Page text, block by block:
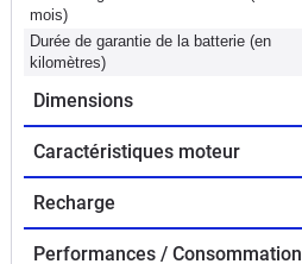
mois)
Durée de garantie de la batterie (en
kilomètres)
Dimensions
Caractéristiques moteur
Recharge
Performances / Consommation